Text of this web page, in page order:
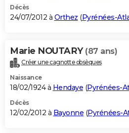
Décès
24/07/2012 à Orthez (Pyrénées-
Marie NOUTARY (87 ans)
Créer une cagnotte obsèques
Naissance
18/02/1924 à Hendaye (Pyrénées-
Décès
12/02/2012 à Bayonne (Pyrénées-